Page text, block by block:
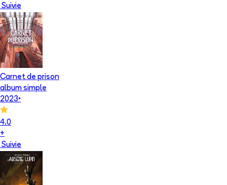
Suivie
Carnet de prison
album simple
2023•
4.0
+
Suivie